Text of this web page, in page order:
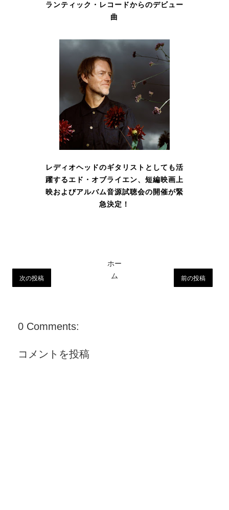
ランティック・レコードからのデビュー
曲
レディオヘッドのギタリストとしても活
躍するエド・オブライエン、短編映画上
映およびアルバム音源試聴会の開催が緊
急決定！
次の投稿 前の投稿
ホー
ム
0 Comments:
コメントを投稿